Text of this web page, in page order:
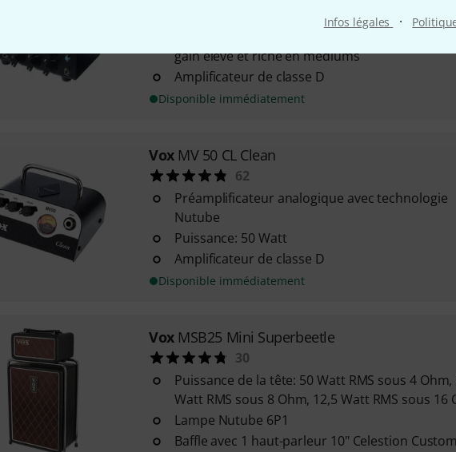
Infos légales ·
gain élevé et riche en médiums
Amplificateur de classe D
Disponible immédiatement
Vox MV 50 CL Clean
62
Préamplificateur analogique avec technologie
Nutube
Puissance: 50 Watt
Amplificateur de classe D
Disponible immédiatement
Vox MSB25 Mini Superbeetle
30
Puissance de la tête: 50 Watt RMS sous 4 Ohm,
Watt RMS sous 8 Ohm, 12,5 Watt RMS sous 16
Lampe Nutube 6P1
Baffle avec 1 haut-parleur 10" Celestion Custom